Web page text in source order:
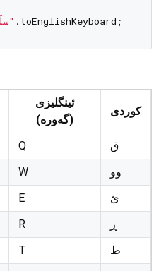
"سڵاو"
ئینگلیزی
(گەورە)
کوردی
Q
ق
W
وو
E
ێ
R
ڕ
T
ط